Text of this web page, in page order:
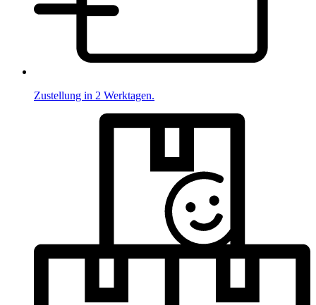
Zustellung in 2 Werktagen.